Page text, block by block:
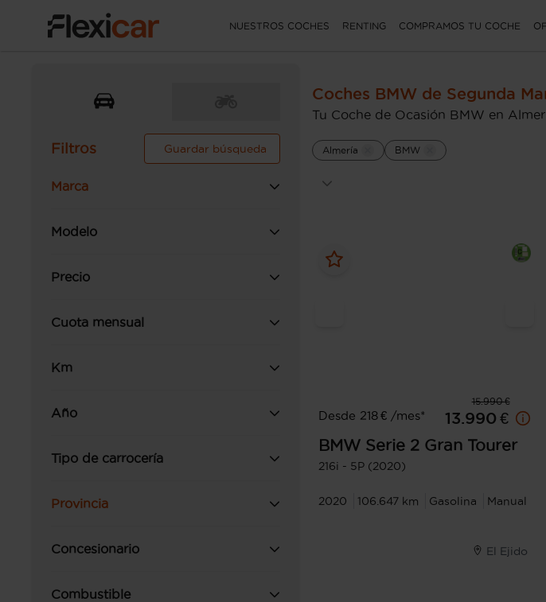
NUESTROS COCHES RENTING COMPRAMOS TU COCHE
Filtros Guardar búsqueda
Marca
Modelo
Precio
Cuota mensual
Km
Año
Tipo de carrocería
Provincia
Concesionario
Combustible
Coches BMW de Segunda
Tu Coche de Ocasión BMW en
Almería BMW
15.990 €
Desde 218 € /mes*
13.990 €
BMW Serie 2 Gran Tourer
216i - 5P (2020)
2020 106.647 km Gasolina Manual
El Ejido